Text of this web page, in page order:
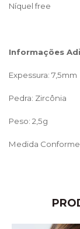
Níquel free
Informações
Expessura: 7,5mm
Pedra: Zircônia
Peso: 2,5g
Medida